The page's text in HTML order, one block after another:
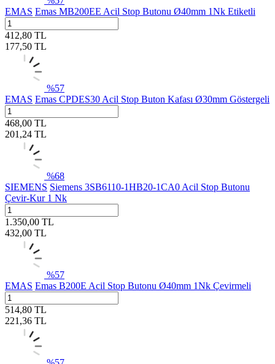
EMAS Emas MB200EE Acil Stop Butonu Ø40mm 1Nk Etiketli
412,80 TL
177,50 TL
%57
EMAS Emas CPDES30 Acil Stop Buton Kafası Ø30mm Göstergeli
468,00 TL
201,24 TL
%68
SIEMENS Siemens 3SB6110-1HB20-1CA0 Acil Stop Butonu
Çevir-Kur 1 Nk
1.350,00 TL
432,00 TL
%57
EMAS Emas B200E Acil Stop Butonu Ø40mm 1Nk Çevirmeli
514,80 TL
221,36 TL